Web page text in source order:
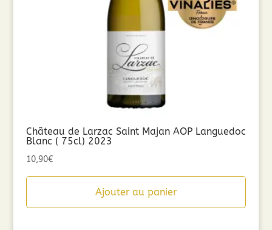
Château de Larzac Saint Majan AOP Languedoc
Blanc ( 75cl) 2023
10,90€
Ajouter au panier